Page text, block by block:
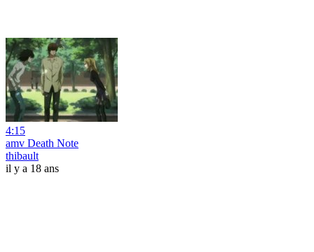
4:15
amv Death Note
thibault
il y a 18 ans